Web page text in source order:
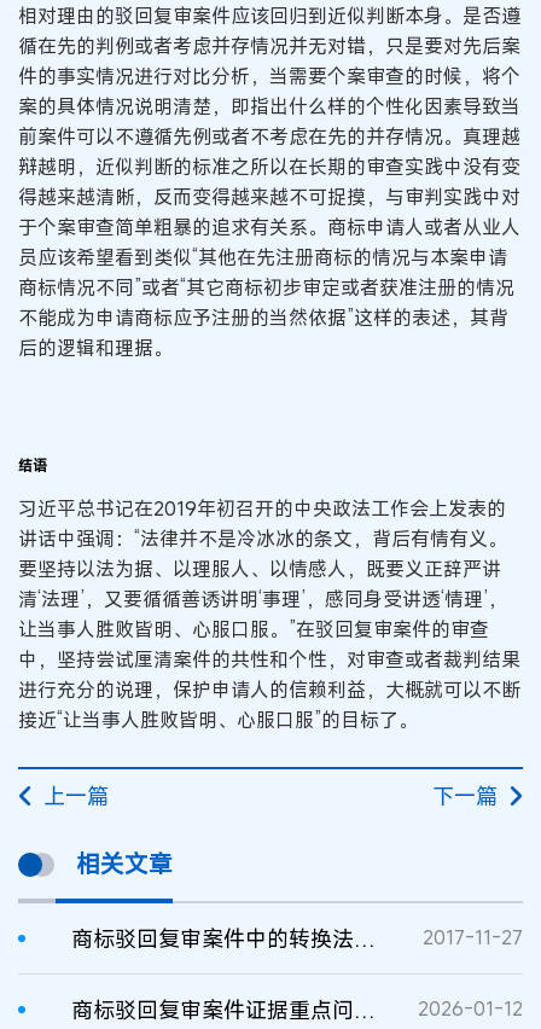
相对理由的驳回复审案件应该回归到近似判断本身。是否遵
循在先的判例或者考虑并存情况并无对错，只是要对先后案
件的事实情况进行对比分析，当需要个案审查的时候，将个
案的具体情况说明清楚，即指出什么样的个性化因素导致当
前案件可以不遵循先例或者不考虑在先的并存情况。真理越
辩越明，近似判断的标准之所以在长期的审查实践中没有变
得越来越清晰，反而变得越来越不可捉摸，与审判实践中对
于个案审查简单粗暴的追求有关系。商标申请人或者从业人
员应该希望看到类似“其他在先注册商标的情况与本案申请
商标情况不同”或者“其它商标初步审定或者获准注册的情况
不能成为申请商标应予注册的当然依据”这样的表述，其背
后的逻辑和理据。
结语
习近平总书记在2019年初召开的中央政法工作会上发表的
讲话中强调：“法律并不是冷冰冰的条文，背后有情有义。
要坚持以法为据、以理服人、以情感人，既要义正辞严讲
清‘法理’，又要循循善诱讲明‘事理’，感同身受讲透‘情理’，
让当事人胜败皆明、心服口服。”在驳回复审案件的审查
中，坚持尝试厘清案件的共性和个性，对审查或者裁判结果
进行充分的说理，保护申请人的信赖利益，大概就可以不断
接近“让当事人胜败皆明、心服口服”的目标了。
上一篇 下一篇
相关文章
商标驳回复审案件中的转换法律适用条款 ——第15647929号南少林商标驳回复审案评析 2017-11-27
商标驳回复审案件证据重点问题问答 2026-01-12